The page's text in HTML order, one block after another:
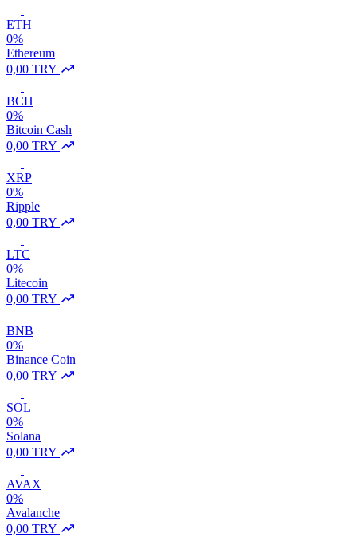
ETH
0%
Ethereum
0,00 TRY
BCH
0%
Bitcoin Cash
0,00 TRY
XRP
0%
Ripple
0,00 TRY
LTC
0%
Litecoin
0,00 TRY
BNB
0%
Binance Coin
0,00 TRY
SOL
0%
Solana
0,00 TRY
AVAX
0%
Avalanche
0,00 TRY